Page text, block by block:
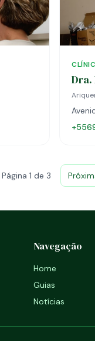
Dra.
Página 1 de 3
Navegação
Home
Guias
Notícias